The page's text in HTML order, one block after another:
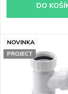
t
o
v
t
o
v
DO
NOVINKA
PROJECT